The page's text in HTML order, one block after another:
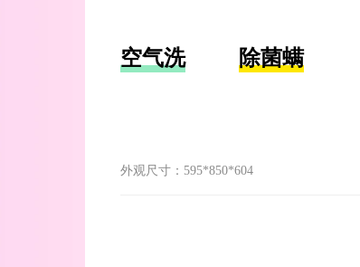
空气洗 除菌螨
外观尺寸： 595*850*604